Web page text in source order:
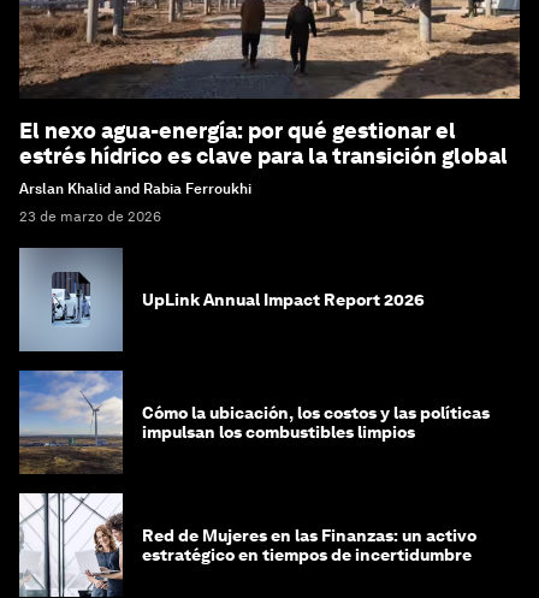
El nexo agua-energía: por qué gestionar el
estrés hídrico es clave para la transición global
Arslan Khalid and Rabia Ferroukhi
23 de marzo de 2026
UpLink Annual Impact Report 2026
Cómo la ubicación, los costos y las políticas
impulsan los combustibles limpios
Red de Mujeres en las Finanzas: un activo
estratégico en tiempos de incertidumbre